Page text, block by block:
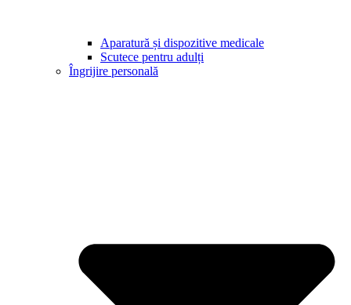
Aparatură și dispozitive medicale
Scutece pentru adulți
Îngrijire personală